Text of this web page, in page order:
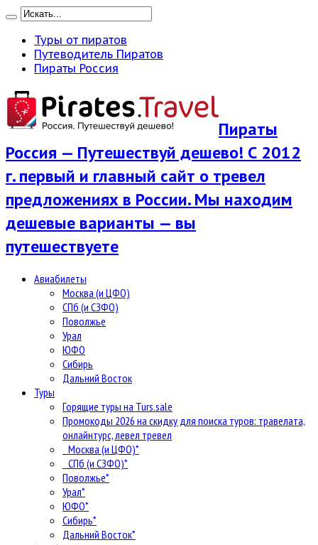
Туры от пиратов
Путеводитель Пиратов
Пираты Россия
Пираты
Россия — Путешествуй дешево! С 2012
г. первый и главный сайт о тревел
предложениях в России. Мы находим
дешевые варианты — вы
путешествуете
Авиабилеты
Москва (и ЦФО)
СПб (и СЗФО)
Поволжье
Урал
ЮФО
Сибирь
Дальний Восток
Туры
Горящие туры на Turs.sale
Промокоды 2026 на скидку для поиска туров: травелата,
онлайнтурс, левел тревел
Москва (и ЦФО)*
СПб (и СЗФО)*
Поволжье*
Урал*
ЮФО*
Сибирь*
Дальний Восток*